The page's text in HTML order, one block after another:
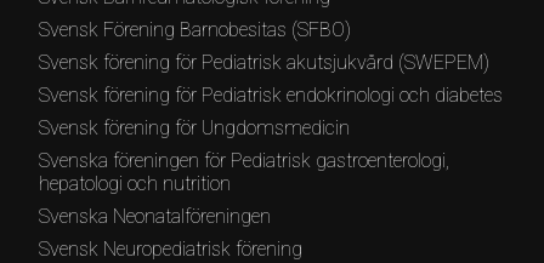
Svensk Förening Barnobesitas (SFBO)
Svensk förening för Pediatrisk akutsjukvård (SWEPEM)
Svensk förening för Pediatrisk endokrinologi och diabetes
Svensk förening för Ungdomsmedicin
Svenska föreningen för Pediatrisk gastroenterologi,
hepatologi och nutrition
Svenska Neonatalföreningen
Svensk Neuropediatrisk förening